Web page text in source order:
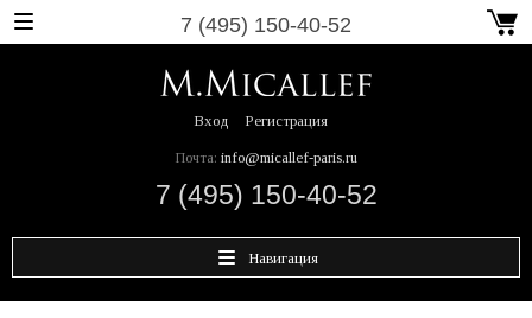
7 (495) 150-40-52
Вход Регистрация
Почта: info@micallef-paris.ru
7 (495) 150-40-52
Навигация